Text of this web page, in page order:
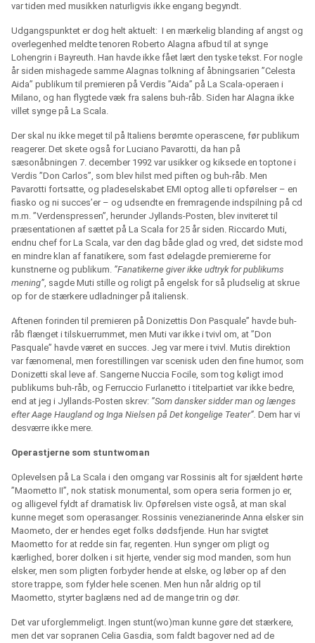
var tiden med musikken naturligvis ikke engang begyndt.
Udgangspunktet er dog helt aktuelt: I en mærkelig blanding af angst og
overlegenhed meldte tenoren Roberto Alagna afbud til at synge
Lohengrin i Bayreuth. Han havde ikke fået lært den tyske tekst. For nogle
år siden mishagede samme Alagnas tolkning af åbningsarien ”Celesta
Aida” publikum til premieren på Verdis ”Aida” på La Scala-operaen i
Milano, og han flygtede væk fra salens buh-råb. Siden har Alagna ikke
villet synge på La Scala.
Der skal nu ikke meget til på Italiens berømte operascene, før publikum
reagerer. Det skete også for Luciano Pavarotti, da han på
sæsonåbningen 7. december 1992 var usikker og kiksede en toptone i
Verdis ”Don Carlos”, som blev hilst med piften og buh-råb. Men
Pavarotti fortsatte, og pladeselskabet EMI optog alle ti opførelser – en
fiasko og ni succes’er – og udsendte en fremragende indspilning på cd
m.m. ”Verdenspressen”, herunder Jyllands-Posten, blev inviteret til
præsentationen af sættet på La Scala for 25 år siden. Riccardo Muti,
endnu chef for La Scala, var den dag både glad og vred, det sidste mod
en mindre klan af fanatikere, som fast ødelagde premiererne for
kunstnerne og publikum. ”Fanatikerne giver ikke udtryk for publikums
mening”, sagde Muti stille og roligt på engelsk for så pludselig at skrue
op for de stærkere udladninger på italiensk.
Aftenen forinden til premieren på Donizettis Don Pasquale” havde buh-
råb flænget i tilskuerrummet, men Muti var ikke i tvivl om, at ”Don
Pasquale” havde været en succes. Jeg var mere i tvivl. Mutis direktion
var fænomenal, men forestillingen var scenisk uden den fine humor, som
Donizetti skal leve af. Sangerne Nuccia Focile, som tog køligt imod
publikums buh-råb, og Ferruccio Furlanetto i titelpartiet var ikke bedre,
end at jeg i Jyllands-Posten skrev: ”Som dansker sidder man og længes
efter Aage Haugland og Inga Nielsen på Det kongelige Teater”. Dem har vi
desværre ikke mere.
Operastjerne som stuntwoman
Oplevelsen på La Scala i den omgang var Rossinis alt for sjældent hørte
”Maometto II”, nok statisk monumental, som opera seria formen jo er,
og alligevel fyldt af dramatisk liv. Opførelsen viste også, at man skal
kunne meget som operasanger. Rossinis venezianerinde Anna elsker sin
Maometo, der er hendes eget folks dødsfjende. Hun har svigtet
Maometto for at redde sin far, regenten. Hun synger om pligt og
kærlighed, borer dolken i sit hjerte, vender sig mod manden, som hun
elsker, men som pligten forbyder hende at elske, og løber op af den
store trappe, som fylder hele scenen. Men hun når aldrig op til
Maometto, styrter baglæns ned ad de mange trin og dør.
Det var uforglemmeligt. Ingen stunt(wo)man kunne gøre det stærkere,
men det var sopranen Celia Gasdia, som faldt bagover ned ad de